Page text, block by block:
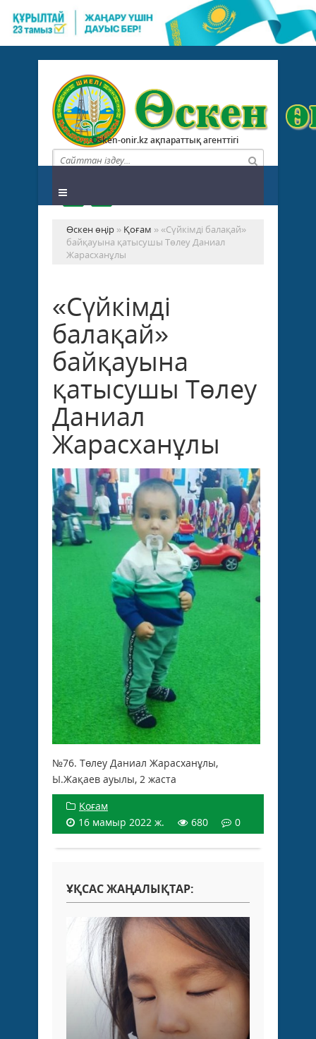
Osken-onir.kz ақпараттық агенттігі
Өскен өңір » Қоғам » «Сүйкімді балақай»
байқауына қатысушы Төлеу Даниал
Жарасханұлы
«Сүйкімді
балақай»
байқауына
қатысушы Төлеу
Даниал
Жарасханұлы
№76. Төлеу Даниал Жарасханұлы,
Ы.Жақаев ауылы, 2 жаста
Қоғам
16 мамыр 2022 ж.
680 0
ҰҚСАС ЖАҢАЛЫҚТАР: